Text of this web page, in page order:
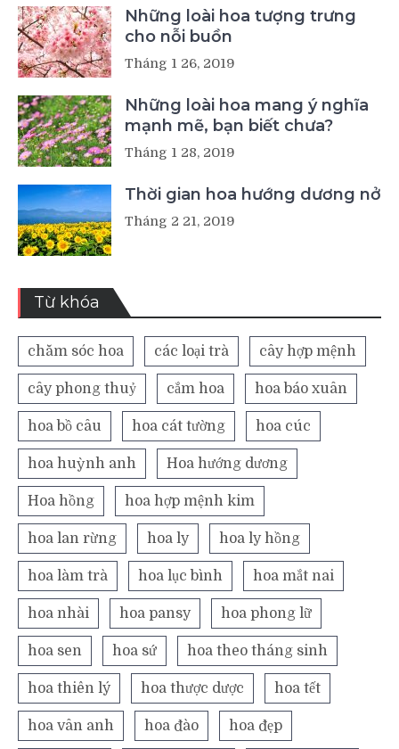
Những loài hoa tượng trưng
cho nỗi buồn
Tháng 1 26, 2019
Những loài hoa mang ý nghĩa
mạnh mẽ, bạn biết chưa?
Tháng 1 28, 2019
Thời gian hoa hướng dương nở
Tháng 2 21, 2019
Từ khóa
chăm sóc hoa các loại trà cây hợp mệnh
cây phong thuỷ cắm hoa hoa báo xuân
hoa bồ câu hoa cát tường hoa cúc
hoa huỳnh anh Hoa hướng dương
Hoa hồng hoa hợp mệnh kim
hoa lan rừng hoa ly hoa ly hồng
hoa làm trà hoa lục bình hoa mắt nai
hoa nhài hoa pansy hoa phong lữ
hoa sen hoa sứ hoa theo tháng sinh
hoa thiên lý hoa thược dược hoa tết
hoa vân anh hoa đào hoa đẹp